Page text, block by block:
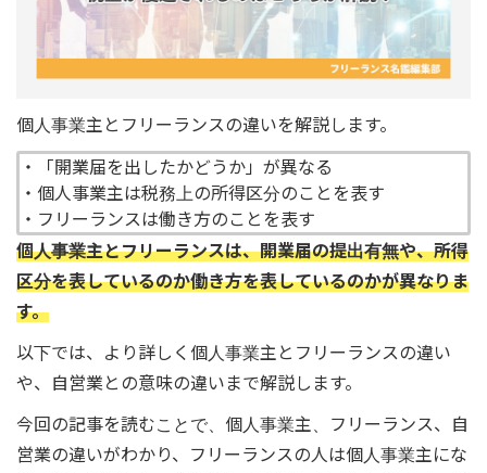
個人事業主とフリーランスの違いを解説します。
・「開業届を出したかどうか」が異なる
・個人事業主は税務上の所得区分のことを表す
・フリーランスは働き方のことを表す
個人事業主とフリーランスは、開業届の提出有無や、所得
区分を表しているのか働き方を表しているのかが異なりま
す。
以下では、より詳しく個人事業主とフリーランスの違い
や、自営業との意味の違いまで解説します。
今回の記事を読むことで、個人事業主、フリーランス、自
営業の違いがわかり、フリーランスの人は個人事業主にな